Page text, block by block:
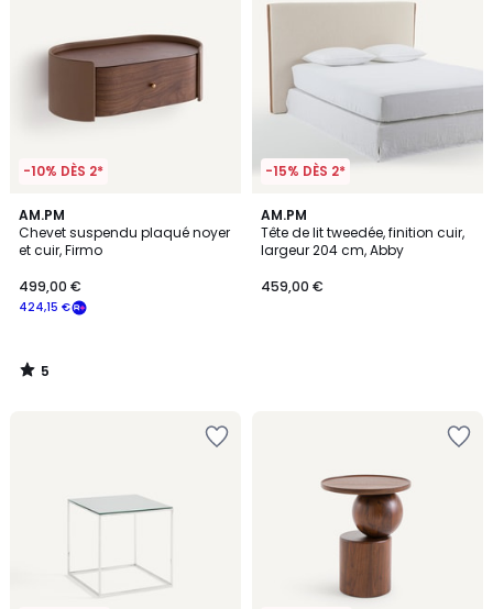
-10% DÈS 2*
AM.PM
Chevet suspendu plaqué noyer
et cuir, Firmo
424,15 €
499,00 €
5
/
5
5
/
-15% DÈS 2*
AM.PM
Tête de lit tweedée, finition cuir,
largeur 204 cm, Abby
459,00 €